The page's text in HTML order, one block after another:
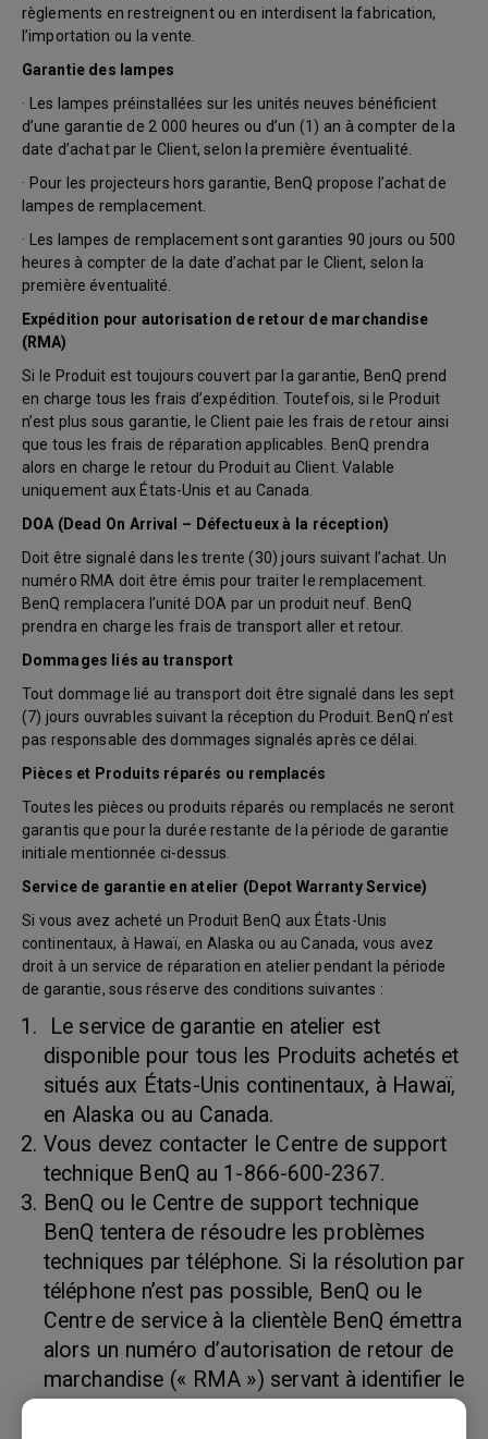
règlements en restreignent ou en interdisent la fabrication,
l’importation ou la vente.
Garantie des lampes
· Les lampes préinstallées sur les unités neuves bénéficient
d’une garantie de 2 000 heures ou d’un (1) an à compter de la
date d’achat par le Client, selon la première éventualité.
· Pour les projecteurs hors garantie, BenQ propose l’achat de
lampes de remplacement.
· Les lampes de remplacement sont garanties 90 jours ou 500
heures à compter de la date d’achat par le Client, selon la
première éventualité.
Expédition pour autorisation de retour de marchandise
(RMA)
Si le Produit est toujours couvert par la garantie, BenQ prend
en charge tous les frais d’expédition. Toutefois, si le Produit
n’est plus sous garantie, le Client paie les frais de retour ainsi
que tous les frais de réparation applicables. BenQ prendra
alors en charge le retour du Produit au Client. Valable
uniquement aux États-Unis et au Canada.
DOA (Dead On Arrival – Défectueux à la réception)
Doit être signalé dans les trente (30) jours suivant l’achat. Un
numéro RMA doit être émis pour traiter le remplacement.
BenQ remplacera l’unité DOA par un produit neuf. BenQ
prendra en charge les frais de transport aller et retour.
Dommages liés au transport
Tout dommage lié au transport doit être signalé dans les sept
(7) jours ouvrables suivant la réception du Produit. BenQ n’est
pas responsable des dommages signalés après ce délai.
Pièces et Produits réparés ou remplacés
Toutes les pièces ou produits réparés ou remplacés ne seront
garantis que pour la durée restante de la période de garantie
initiale mentionnée ci-dessus.
Service de garantie en atelier (Depot Warranty Service)
Si vous avez acheté un Produit BenQ aux États-Unis
continentaux, à Hawaï, en Alaska ou au Canada, vous avez
droit à un service de réparation en atelier pendant la période
de garantie, sous réserve des conditions suivantes :
Le service de garantie en atelier est
disponible pour tous les Produits achetés et
situés aux États-Unis continentaux, à Hawaï,
en Alaska ou au Canada.
Vous devez contacter le Centre de support
technique BenQ au 1-866-600-2367.
BenQ ou le Centre de support technique
BenQ tentera de résoudre les problèmes
techniques par téléphone. Si la résolution par
téléphone n’est pas possible, BenQ ou le
Centre de service à la clientèle BenQ émettra
alors un numéro d’autorisation de retour de
marchandise (« RMA ») servant à identifier le